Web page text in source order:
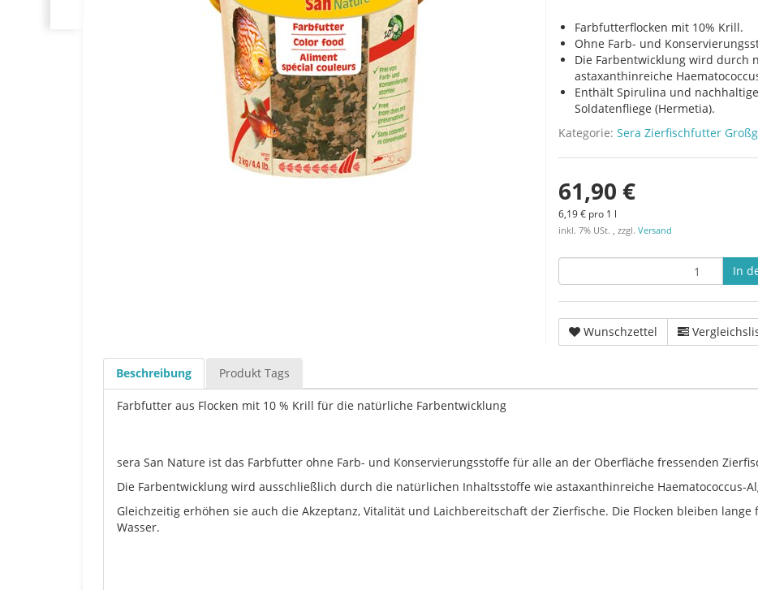
Farbfutterflocken mit 10% Krill.
Ohne Farb- und
Die Farbentwicklung wird durch
astaxanthinreiche
Enthält Spirulina und
Soldatenfliege (Hermetia).
Kategorie: Sera Zierfischfutter
61,90 €
6,19 € pro 1 l
inkl. 7% USt. , zzgl. Versand
In
Wunschzettel
Beschreibung Produkt Tags
Farbfutter aus Flocken mit 10 % Krill für die natürliche Farbentwicklung
sera San Nature ist das Farbfutter ohne Farb- und Konservierungsstoffe für alle an der Oberfläche fressenden
Die Farbentwicklung wird ausschließlich durch die natürlichen Inhaltsstoffe wie astaxanthinreiche Haematococcus-
Gleichzeitig erhöhen sie auch die Akzeptanz, Vitalität und Laichbereitschaft der Zierfische. Die Flocken bleiben
Wasser.